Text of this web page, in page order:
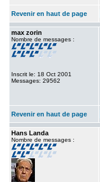
Revenir en haut de page
max zorin
Nombre de messages :
Inscrit le: 18 Oct 2001
Messages: 29562
Revenir en haut de page
Hans Landa
Nombre de messages :